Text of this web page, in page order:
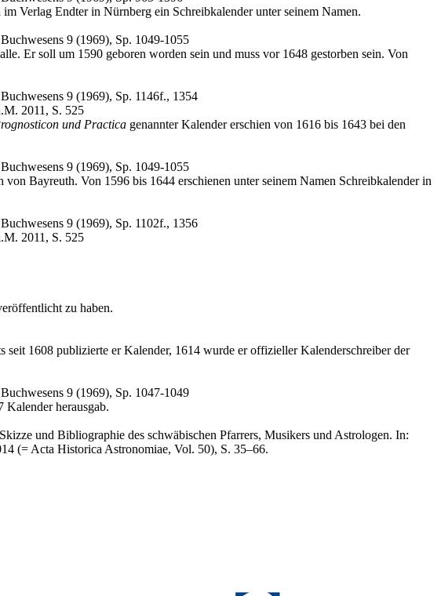
Verlag Endter in Nürnberg ein Schreibkalender unter seinem Namen.
9 (1969), Sp. 1049-1055
Er soll um 1590 geboren worden sein und muss vor 1648 gestorben sein. Von
9 (1969), Sp. 1146f., 1354
2011, S. 525
und Practica genannter Kalender erschien von 1616 bis 1643 bei den
9 (1969), Sp. 1049-1055
Bayreuth. Von 1596 bis 1644 erschienen unter seinem Namen Schreibkalender in
9 (1969), Sp. 1102f., 1356
2011, S. 525
zu haben.
1608 publizierte er Kalender, 1614 wurde er offizieller Kalenderschreiber der
9 (1969), Sp. 1047-1049
Kalender herausgab.
und Bibliographie des schwäbischen Pfarrers, Musikers und Astrologen. In:
(= Acta Historica Astronomiae, Vol. 50), S. 35–66.